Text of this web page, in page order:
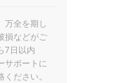
万全を期し
損などがご
7日以内
サポートに
ださい。